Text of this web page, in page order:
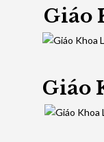
Giáo
Giáo